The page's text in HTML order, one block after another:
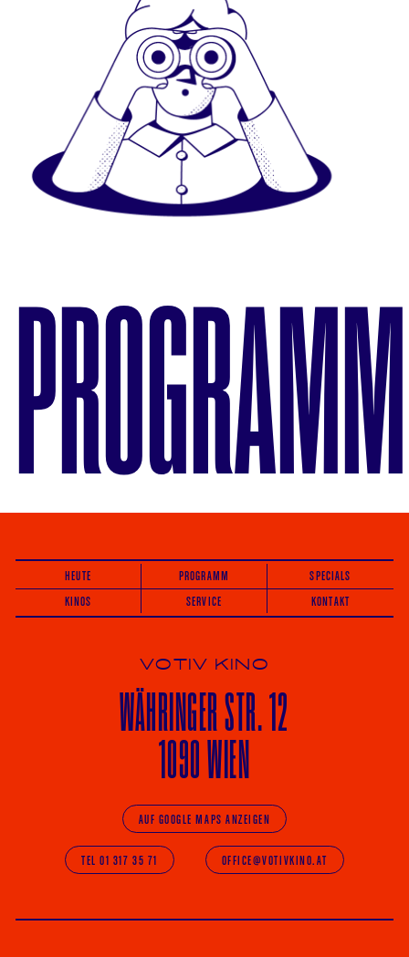
PROGRAMM
HEUTE PROGRAMM
SPECIALS
KINOS
SERVICE KONTAKT
VOTIV KINO
WÄHRINGERSTR. 12
1090 WIEN
AUF GOOGLE MAPS ANZEIGEN
TEL 01 317 35 71 OFFICE@VOTIVKINO.AT